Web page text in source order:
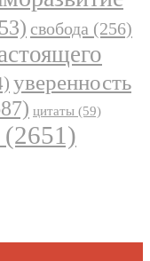
свобода (256)
уверенность
цитаты (59)
(2651)